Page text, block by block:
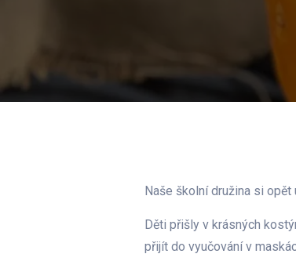
Naše školní družina si
Děti přišly v krásných
přijít do vyučování v